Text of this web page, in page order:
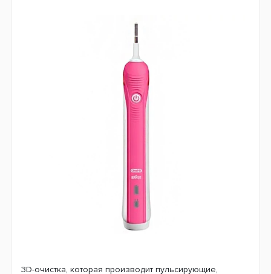
Зубная щетка Oral-B D16 Pro 750 3DWhite
Pink + футляр
добивайтесь самых лучших результатов вместе с